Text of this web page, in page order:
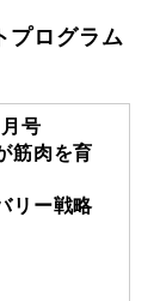
プログラム
号
筋肉を育
リー戦略